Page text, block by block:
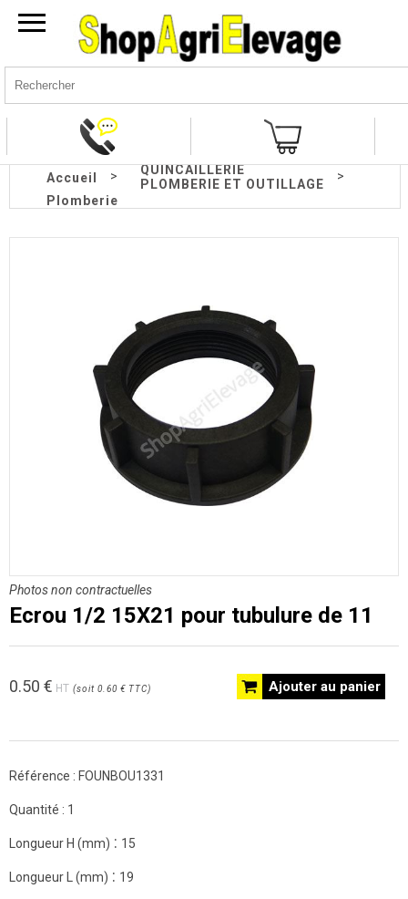
Accueil >
QUINCAILLERIE
PLOMBERIE ET OUTILLAGE
>
Plomberie
Photos non contractuelles
Ecrou 1/2 15X21 pour tubulure de 11
Ajouter au panier
0.50 € HT (soit 0.60 € TTC)
Référence : FOUNBOU1331
Quantité : 1
Longueur H (mm) : 15
Longueur L (mm) : 19